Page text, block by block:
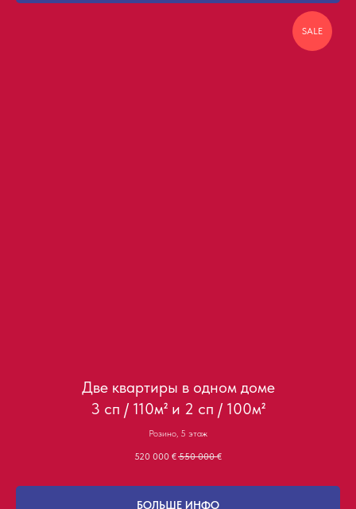
SALE
Две квартиры в одном доме
3 сп / 110м² и 2 сп / 100м²
Розино, 5 этаж
520 000 € 550 000 €
БОЛЬШЕ ИНФО